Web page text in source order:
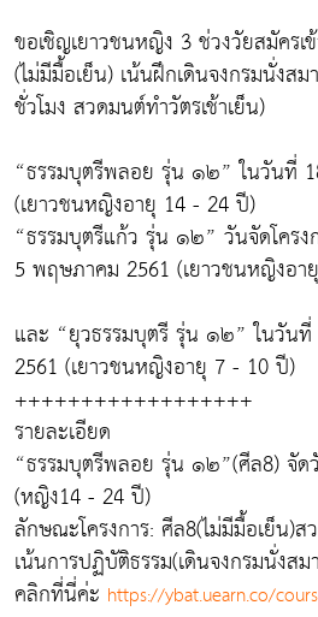
ขอเชิญเยาวชนหญิง 3 ช่วงวัยสมัครเ
(ไม่มีมื้อเย็น) เน้นฝึกเดินจงกรมนั่งส
ชั่วโมง สวดมนต์ทำวัตรเช้าเย็น)
“ธรรมบุตรีพลอย รุ่น ๑๒” ในวันที่
(เยาวชนหญิงอายุ 14 - 24 ปี)
“ธรรมบุตรีแก้ว รุ่น ๑๒” วันจัดโครง
5 พฤษภาคม 2561 (เยาวชนหญิงอา
และ “ยุวธรรมบุตรี รุ่น ๑๒” ในวัน
2561 (เยาวชนหญิงอายุ 7 - 10 ปี)
++++++++++++++++++
รายละเอียด
“ธรรมบุตรีพลอย รุ่น ๑๒”(ศีล8) จั
(หญิง14 - 24 ปี)
ลักษณะโครงการ:​ ศีล8(ไม่มีมื้อเย็น)​
เน้นการปฏิบัติธรรม(เดินจงกรมนั่งส
คลิกที่นี่ค่ะ​ https://ybat.uearn.co/